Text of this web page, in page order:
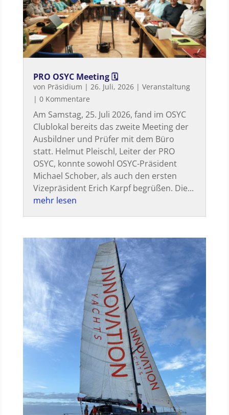
PRO OSYC Meeting 🗓
von Präsidium | 26. Juli, 2026| Veranstaltung
| 0 Kommentare
Am Samstag, 25. Juli 2026, fand im OSYC
Clublokal bereits das zweite Meeting der
Ausbildner und Prüfer mit dem Büro
statt. Helmut Pleischl, Leiter der PRO
OSYC, konnte sowohl OSYC-Präsident
Michael Schober, als auch den ersten
Vizepräsident Erich Karpf begrüßen. Die...
mehr lesen